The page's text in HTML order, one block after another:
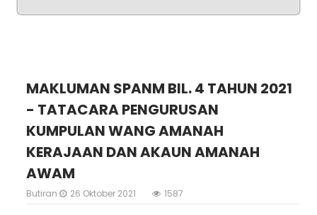
MAKLUMAN SPANM BIL. 4 TAHUN 2021
- TATACARA PENGURUSAN
KUMPULAN WANG AMANAH
KERAJAAN DAN AKAUN AMANAH
AWAM
Butiran 26 Oktober 2021 1587